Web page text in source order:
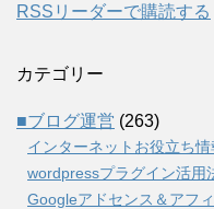
RSSリーダーで購読する
カテゴリー
■ブログ運営 (263)
インターネットお役立ち情
wordpressプラグイン活用
Googleアドセンス＆アフ